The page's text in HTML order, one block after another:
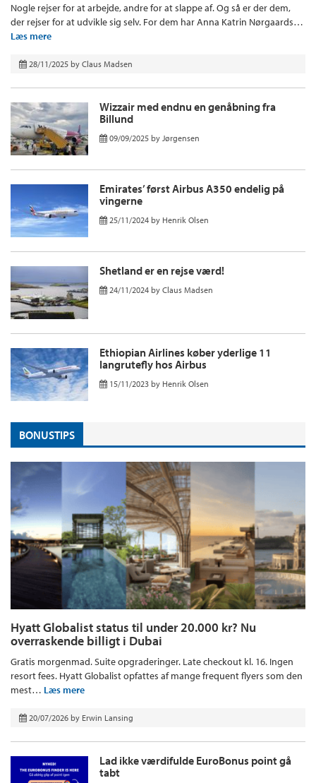
Nogle rejser for at arbejde, andre for at slappe af. Og så er der dem,
der rejser for at udvikle sig selv. For dem har Anna Katrin Nørgaards…
Læs mere
28/11/2025 by Claus Madsen
Wizzair med endnu en genåbning fra
Billund
09/09/2025 by Jørgensen
Emirates’ først Airbus A350 endelig på
vingerne
25/11/2024 by Henrik Olsen
Shetland er en rejse værd!
24/11/2024 by Claus Madsen
Ethiopian Airlines køber yderlige 11
langrutefly hos Airbus
15/11/2023 by Henrik Olsen
BONUSTIPS
Hyatt Globalist status til under 20.000 kr? Nu
overraskende billigt i Dubai
Gratis morgenmad. Suite opgraderinger. Late checkout kl. 16. Ingen
resort fees. Hyatt Globalist opfattes af mange frequent flyers som den
mest… Læs mere
20/07/2026 by Erwin Lansing
Lad ikke værdifulde EuroBonus point gå
tabt